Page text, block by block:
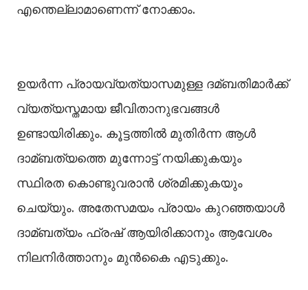
എന്തെല്ലാമാണെന്ന് നോക്കാം.
ഉയര്‍ന്ന പ്രായവ്യത്യാസമുള്ള ദമ്ബതിമാര്‍ക്ക്
വ്യത്യസ്തമായ ജീവിതാനുഭവങ്ങള്‍
ഉണ്ടായിരിക്കും. കൂട്ടത്തില്‍ മുതിര്‍ന്ന ആള്‍
ദാമ്ബത്യത്തെ മുന്നോട്ട് നയിക്കുകയും
സ്ഥിരത കൊണ്ടുവരാന്‍ ശ്രമിക്കുകയും
ചെയ്യും. അതേസമയം പ്രായം കുറഞ്ഞയാള്‍
ദാമ്ബത്യം ഫ്രഷ് ആയിരിക്കാനും ആവേശം
നിലനിര്‍ത്താനും മുന്‍കൈ എടുക്കും.